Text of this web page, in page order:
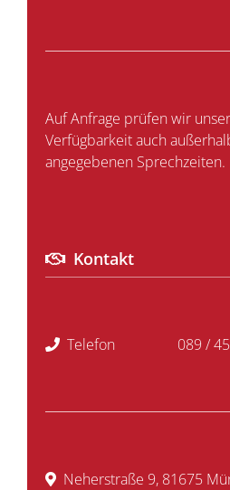
Auf Anfrage prüfen wir
Verfügbarkeit auch
angegebenen Sprechzeiten.
Kontakt
Telefon 089 /
Neherstraße 9, 81675